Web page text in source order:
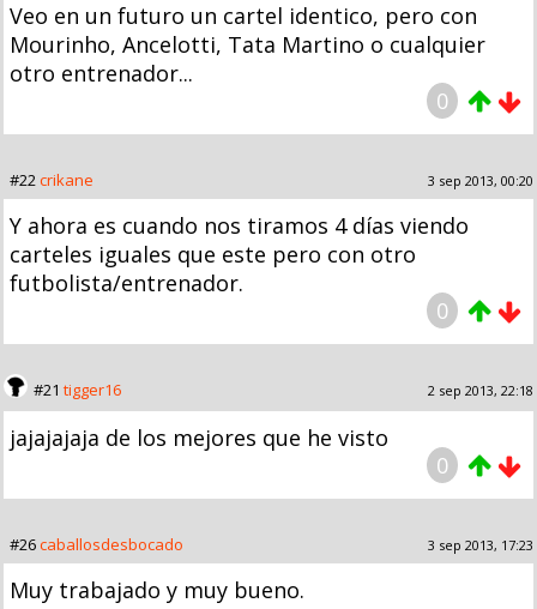
Veo en un futuro un cartel identico, pero con
Mourinho, Ancelotti, Tata Martino o cualquier
otro entrenador...
0
#22crikane 3 sep 2013, 00:20
Y ahora es cuando nos tiramos 4 días viendo
carteles iguales que este pero con otro
futbolista/entrenador.
0
#21 tigger16 2 sep 2013, 22:18
jajajajaja de los mejores que he visto
0
#26caballosdesbocado 3 sep 2013, 17:23
Muy trabajado y muy bueno.